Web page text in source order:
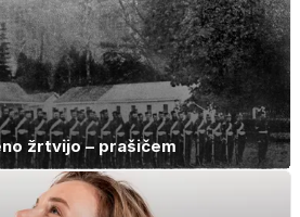
ga imamo vsi
radi
žrtvijo – prašičem